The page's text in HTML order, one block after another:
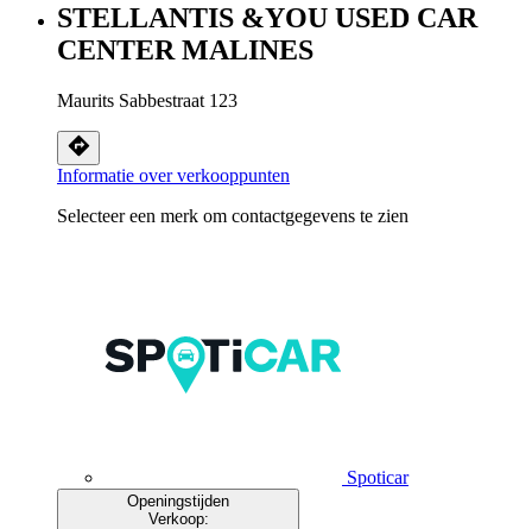
STELLANTIS &YOU USED CAR
CENTER MALINES
Maurits Sabbestraat 123
Informatie over verkooppunten
Selecteer een merk om contactgegevens te zien
Spoticar
Openingstijden
Verkoop: